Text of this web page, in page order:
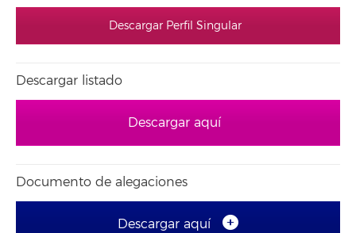
Descargar Perfil Singular
Descargar listado
Descargar aquí
Documento de alegaciones
Descargar aquí